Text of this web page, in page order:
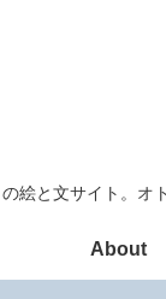
絵と文サイト。オ
About